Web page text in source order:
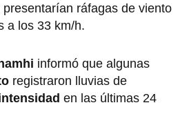
ráfagas de viento
a los 33 km/h.
informó que algunas
registraron lluvias de
en las últimas 24